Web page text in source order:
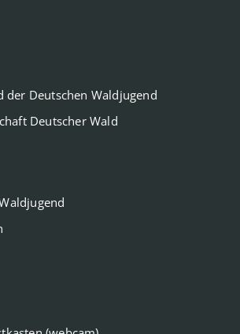
der Deutschen Waldjugend
Deutscher Wald